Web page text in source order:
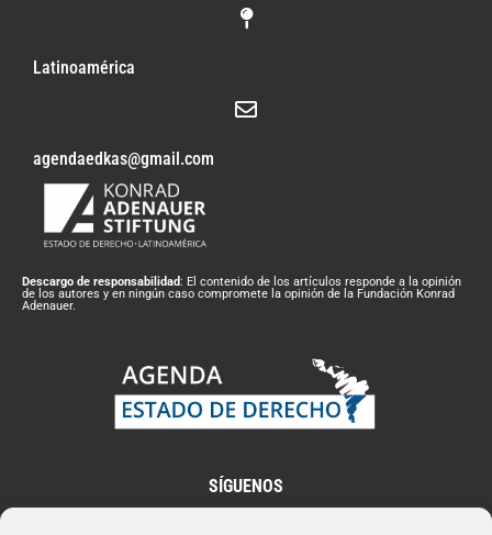
Latinoamérica
agendaedkas@gmail.com
Descargo de responsabilidad: El contenido de los artículos responde a la opinión
de los autores y en ningún caso compromete la opinión de la Fundación Konrad
Adenauer.
SÍGUENOS